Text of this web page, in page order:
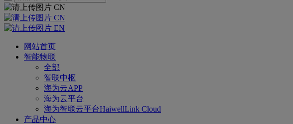
CN
CN
EN
网站首页
智能物联
全部
智联中枢
海为云APP
海为云平台
海为智联云平台HaiwellLink Cloud
产品中心